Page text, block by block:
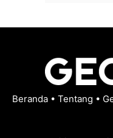
Beranda • Tentang •